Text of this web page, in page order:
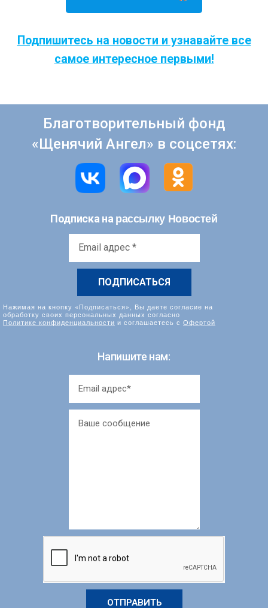
Подпишитесь на новости и узнавайте все
самое интересное первыми!
Благотворительный фонд
«Щенячий Ангел» в соцсетях:
Подписка на рассылку Новостей
Нажимая на кнопку «Подписаться», Вы даете согласие на
обработку своих персональных данных согласно
Политике конфиденциальности и соглашаетесь с Офертой
Напишите нам:
ОТПРАВИТЬ